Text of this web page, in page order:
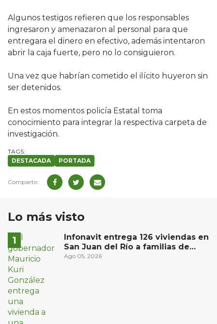
Algunos testigos refieren que los responsables
ingresaron y amenazaron al personal para que
entregara el dinero en efectivo, además intentaron
abrir la caja fuerte, pero no lo consiguieron.
Una vez que habrían cometido el ilícito huyeron sin
ser detenidos.
En estos momentos policía Estatal toma
conocimiento para integrar la respectiva carpeta de
investigación.
DESTACADA PORTADA
Lo más visto
Infonavit entrega 126 viviendas en
San Juan del Río a familias de
bajos ingresos
Ago 05, 2026